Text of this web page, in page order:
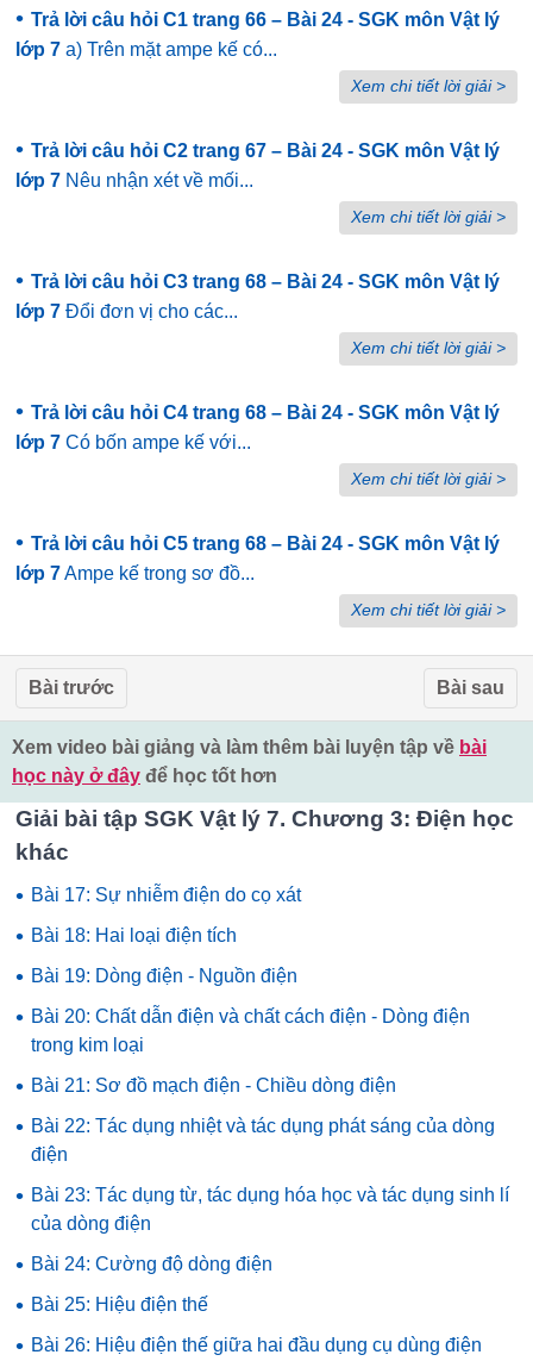
• Trả lời câu hỏi C1 trang 66 – Bài 24 - SGK môn Vật lý
lớp 7 a) Trên mặt ampe kế có...
Xem chi tiết lời giải >
• Trả lời câu hỏi C2 trang 67 – Bài 24 - SGK môn Vật lý
lớp 7 Nêu nhận xét về mối...
Xem chi tiết lời giải >
• Trả lời câu hỏi C3 trang 68 – Bài 24 - SGK môn Vật lý
lớp 7 Đổi đơn vị cho các...
Xem chi tiết lời giải >
• Trả lời câu hỏi C4 trang 68 – Bài 24 - SGK môn Vật lý
lớp 7 Có bốn ampe kế với...
Xem chi tiết lời giải >
• Trả lời câu hỏi C5 trang 68 – Bài 24 - SGK môn Vật lý
lớp 7 Ampe kế trong sơ đồ...
Xem chi tiết lời giải >
Bài trước Bài sau
Xem video bài giảng và làm thêm bài luyện tập về bài
học này ở đây để học tốt hơn
Giải bài tập SGK Vật lý 7. Chương 3: Điện học
khác
• Bài 17: Sự nhiễm điện do cọ xát
• Bài 18: Hai loại điện tích
• Bài 19: Dòng điện - Nguồn điện
• Bài 20: Chất dẫn điện và chất cách điện - Dòng điện
trong kim loại
• Bài 21: Sơ đồ mạch điện - Chiều dòng điện
• Bài 22: Tác dụng nhiệt và tác dụng phát sáng của dòng
điện
• Bài 23: Tác dụng từ, tác dụng hóa học và tác dụng sinh lí
của dòng điện
• Bài 24: Cường độ dòng điện
• Bài 25: Hiệu điện thế
• Bài 26: Hiệu điện thế giữa hai đầu dụng cụ dùng điện